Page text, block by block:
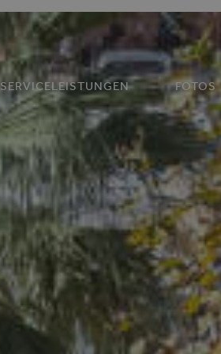
SERVICELEISTUNGEN FOTOS